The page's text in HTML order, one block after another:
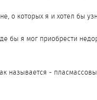
о которых я и хотел бы
бы я мог приобрести
называется -